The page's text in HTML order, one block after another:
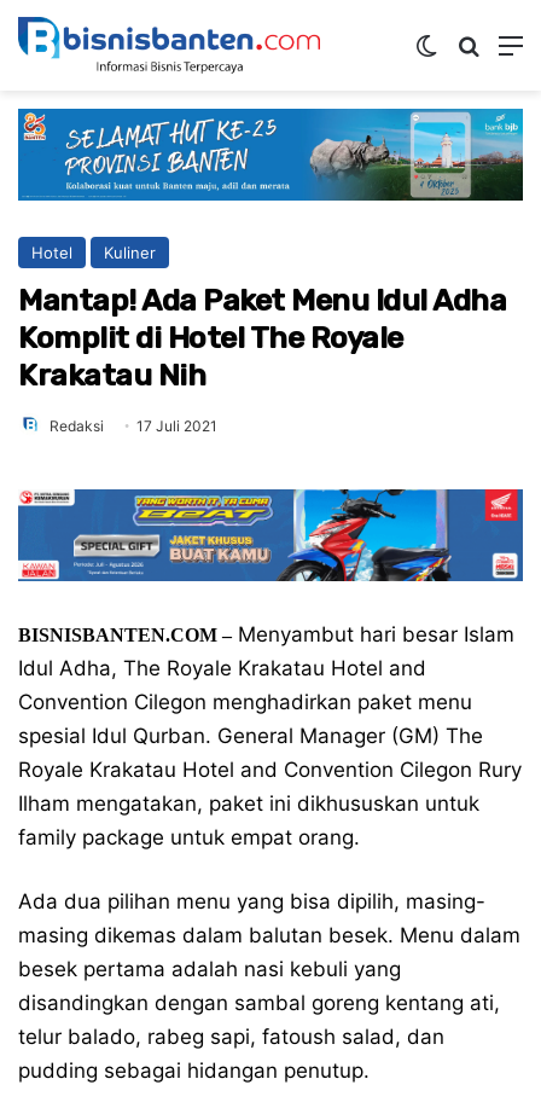
Switch skin
Hotel Kuliner
Mantap! Ada Paket Menu Idul Adha
Komplit di Hotel The Royale
Krakatau Nih
Redaksi 17 Juli 2021
BISNISBANTEN.COM –Menyambut hari besar Islam
Idul Adha, The Royale Krakatau Hotel and
Convention Cilegon menghadirkan paket menu
spesial Idul Qurban. General Manager (GM) The
Royale Krakatau Hotel and Convention Cilegon Rury
Ilham mengatakan, paket ini dikhususkan untuk
family package untuk empat orang.
Ada dua pilihan menu yang bisa dipilih, masing-
masing dikemas dalam balutan besek. Menu dalam
besek pertama adalah nasi kebuli yang
disandingkan dengan sambal goreng kentang ati,
telur balado, rabeg sapi, fatoush salad, dan
pudding sebagai hidangan penutup.